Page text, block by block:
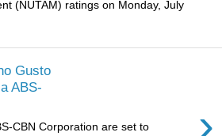
(NUTAM) ratings on Monday, July
Gusto
ABS-
CBN Corporation are set to